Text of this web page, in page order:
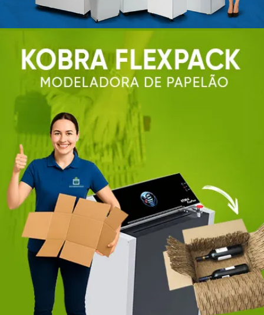
FRAGMENTADORAS DE
PAPEL
PROFISSIONAIS INDUSTRIAIS